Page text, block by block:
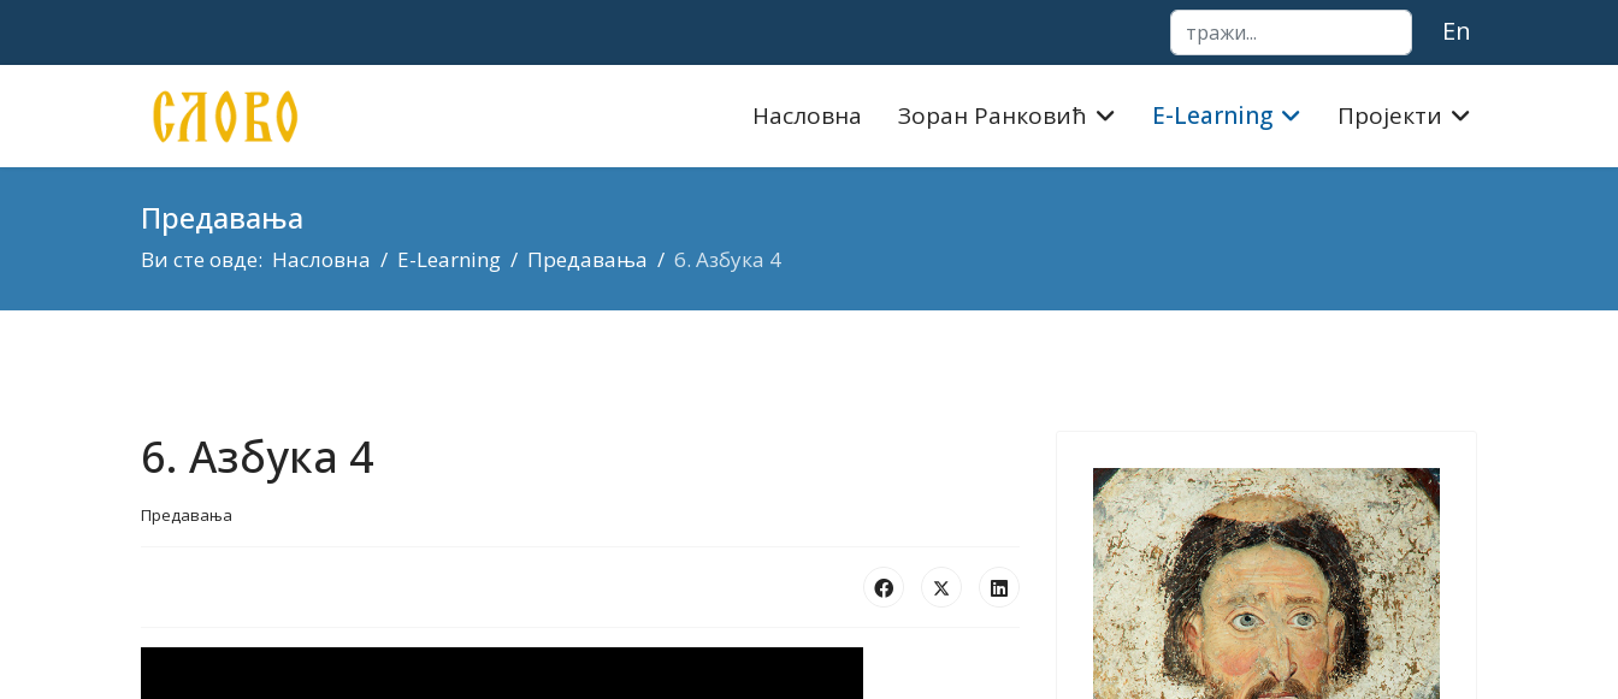
тражи...
En
Насловна Зоран Ранковић E-Learning Пројекти
Предавања
Ви сте овде: Насловна E-Learning Предавања 6. Азбука 4
6. Азбука 4
Предавања